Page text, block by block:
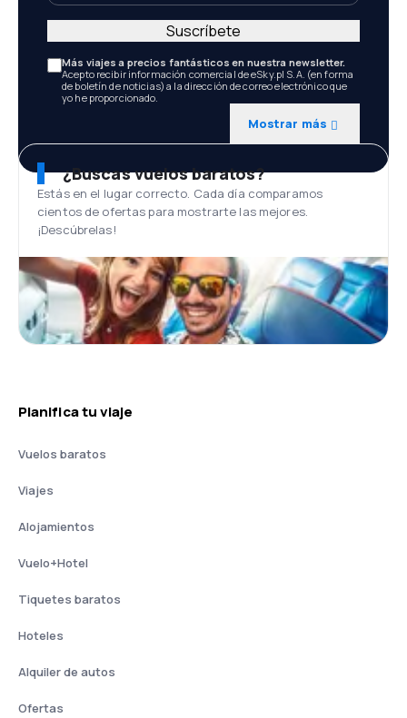
Más viajes a precios fantásticos en nuestra newsletter.
Acepto recibir información comercial de eSky.pl S.A. (en forma
de boletín de noticias) a la dirección de correo electrónico que
yo he proporcionado.
Mostrar más
Suscríbete
¿Buscas vuelos baratos?
Estás en el lugar correcto. Cada día comparamos
cientos de ofertas para mostrarte las mejores.
¡Descúbrelas!
Planifica tu viaje
Vuelos baratos
Viajes
Alojamientos
Vuelo+Hotel
Tiquetes baratos
Hoteles
Alquiler de autos
Ofertas